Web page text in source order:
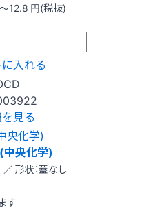
12.8 円(税抜)
入れる
見る
央化学)
形状：蓋なし
す